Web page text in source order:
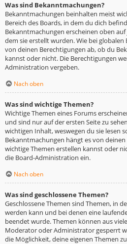
Was sind Bekanntmachungen?
Bekanntmachungen beinhalten meist
Bereich des Boards, in dem du dich
Bekanntmachungen erscheinen oben auf
dem sie erstellt wurden. Wie bei
von deinen Berechtigungen ab, ob du
kannst oder nicht. Die Berechtigungen
Administration vergeben.
Nach oben
Was sind wichtige Themen?
Wichtige Themen eines Forums
und sind nur auf der ersten Seite zu
wichtigen Inhalt, weswegen du sie lesen
Bekanntmachungen hängt es von
wichtige Themen erstellen kannst oder
die Board-Administration ein.
Nach oben
Was sind geschlossene Themen?
Geschlossene Themen sind Themen, in
werden kann und bei denen eine
beendet wurde. Themen können aus
Moderator oder Administrator gesperrt
die Möglichkeit, deine eigenen Themen